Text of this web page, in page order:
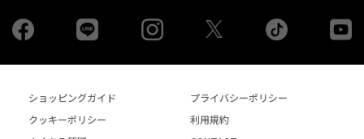
Facebook Instagram tiktok
ショッピングガイド
プライバシーポリシー
クッキーポリシー
利用規約